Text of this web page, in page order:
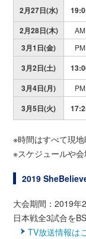
2月27日(水)
2月28日(木)
AM
3月1日(金) PM
3月2日(土)
3月4日(月)
PM
3月5日(火)
※時間はすべて現地
※スケジュールや
2019
大会期間：2019年
日本戦全3試合を
TV放送情報は